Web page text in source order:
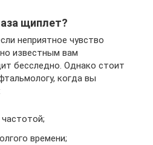
щиплет?
неприятное чувство
известным вам
бесследно. Однако стоит
когда вы
времени;